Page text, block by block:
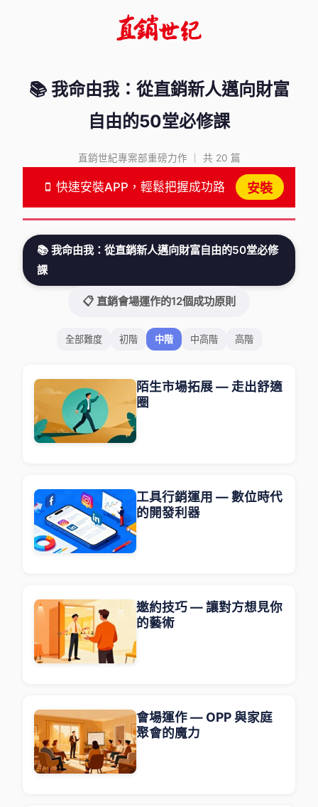
📚 我命由我：從直銷新人邁向財富
自由的50堂必修課
直銷世紀專案部重磅力作 ｜ 共 20 篇
快速安裝APP，輕鬆把握成功路 安裝
📚 我命由我：從直銷新人邁向財富自由的50堂必修
課
📋 直銷會場運作的12個成功原則
全部難度 初階 中階 中高階 高階
陌生市場拓展 — 走出舒適
圈
工具行銷運用 — 數位時代
的開發利器
邀約技巧 — 讓對方想見你
的藝術
會場運作 — OPP 與家庭
聚會的魔力